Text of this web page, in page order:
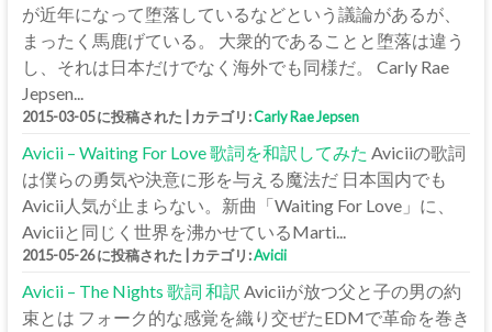
が近年になって堕落しているなどという議論があるが、
まったく馬鹿げている。 大衆的であることと堕落は違う
し、それは日本だけでなく海外でも同様だ。 Carly Rae
Jepsen...
2015-03-05 に投稿された カテゴリ:Carly Rae Jepsen
Avicii – Waiting For Love 歌詞を和訳してみた Aviciiの歌詞
は僕らの勇気や決意に形を与える魔法だ 日本国内でも
Avicii人気が止まらない。新曲「Waiting For Love」に、
Aviciiと同じく世界を沸かせているMarti...
2015-05-26 に投稿された カテゴリ:Avicii
Avicii – The Nights 歌詞 和訳 Aviciiが放つ父と子の男の約
束とは フォーク的な感覚を織り交ぜたEDMで革命を巻き